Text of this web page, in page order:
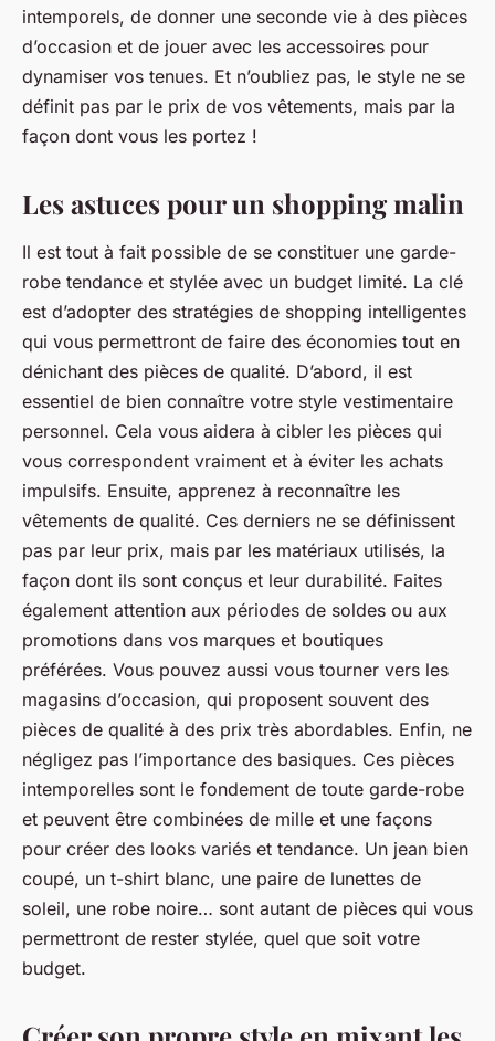
intemporels, de donner une seconde vie à des pièces
d’occasion et de jouer avec les accessoires pour
dynamiser vos tenues. Et n’oubliez pas, le style ne se
définit pas par le prix de vos vêtements, mais par la
façon dont vous les portez !
Les astuces pour un shopping malin
Il est tout à fait possible de se constituer une garde-
robe tendance et stylée avec un budget limité. La clé
est d’adopter des stratégies de shopping intelligentes
qui vous permettront de faire des économies tout en
dénichant des pièces de qualité. D’abord, il est
essentiel de bien connaître votre style vestimentaire
personnel. Cela vous aidera à cibler les pièces qui
vous correspondent vraiment et à éviter les achats
impulsifs. Ensuite, apprenez à reconnaître les
vêtements de qualité. Ces derniers ne se définissent
pas par leur prix, mais par les matériaux utilisés, la
façon dont ils sont conçus et leur durabilité. Faites
également attention aux périodes de soldes ou aux
promotions dans vos marques et boutiques
préférées. Vous pouvez aussi vous tourner vers les
magasins d’occasion, qui proposent souvent des
pièces de qualité à des prix très abordables. Enfin, ne
négligez pas l’importance des basiques. Ces pièces
intemporelles sont le fondement de toute garde-robe
et peuvent être combinées de mille et une façons
pour créer des looks variés et tendance. Un jean bien
coupé, un t-shirt blanc, une paire de lunettes de
soleil, une robe noire… sont autant de pièces qui vous
permettront de rester stylée, quel que soit votre
budget.